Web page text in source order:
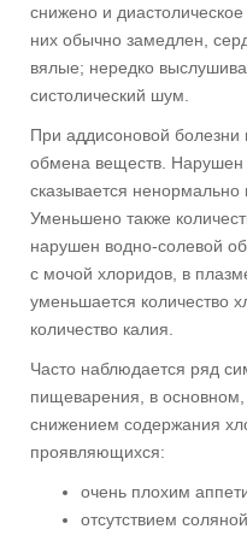
снижено и
них обычно замедлен,
вялые; нередко
систолический шум.
При аддисоновой
обмена веществ. Нарушен
сказывается ненормально
Уменьшено также
нарушен водно-солевой
с мочой хлоридов, в
уменьшается количество
количество калия.
Часто наблюдается ряд
пищеварения, в
снижением содержания
проявляющихся:
очень плохим
отсутствием